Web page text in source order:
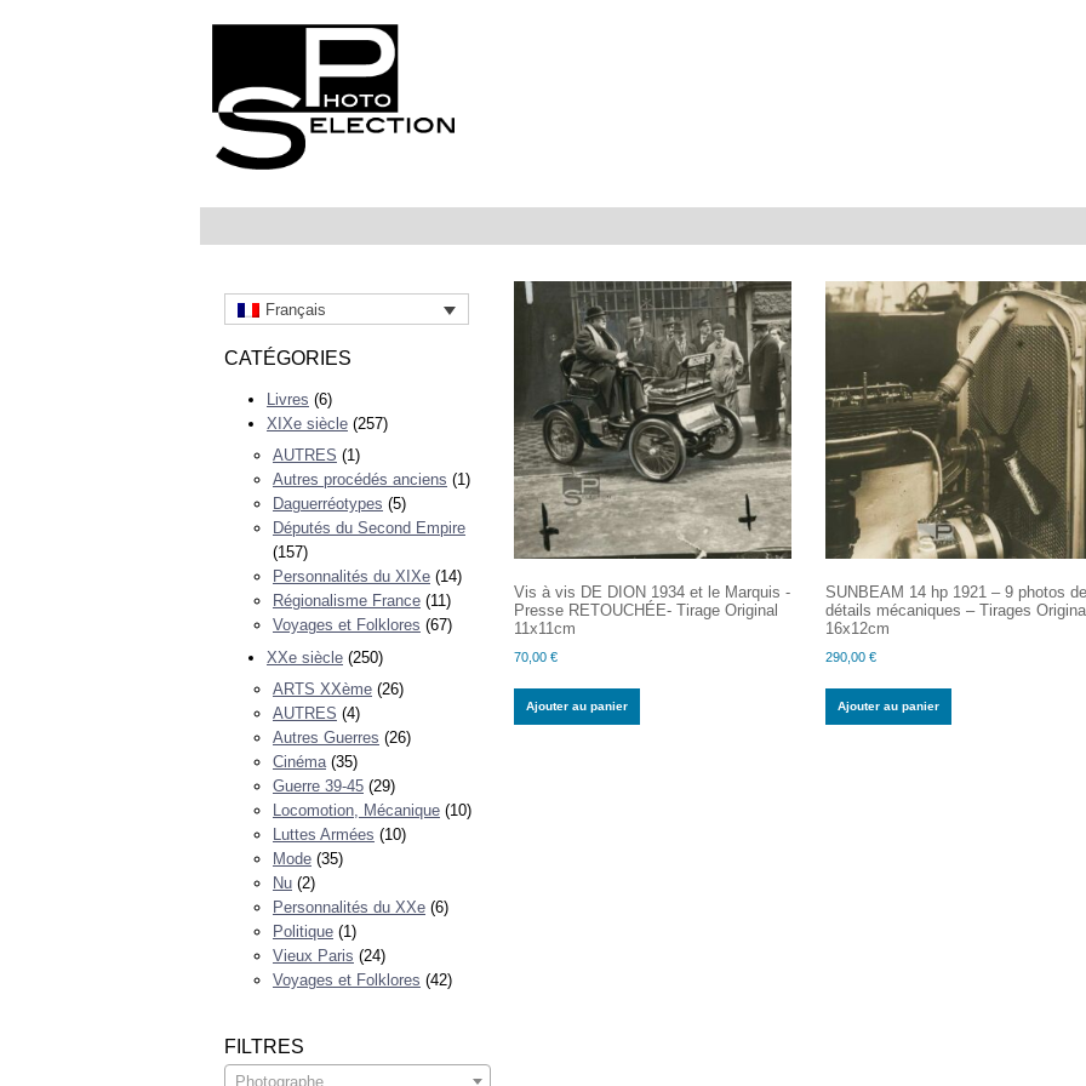
Français
CATÉGORIES
Livres (6)
XIXe siècle (257)
AUTRES (1)
Autres procédés anciens (1)
Daguerréotypes (5)
Députés du Second Empire
(157)
Personnalités du XIXe (14)
Régionalisme France (11)
Voyages et Folklores (67)
XXe siècle (250)
ARTS XXème (26)
AUTRES (4)
Autres Guerres (26)
Cinéma (35)
Guerre 39-45 (29)
Locomotion, Mécanique (10)
Luttes Armées (10)
Mode (35)
Nu (2)
Personnalités du XXe (6)
Politique (1)
Vieux Paris (24)
Voyages et Folklores (42)
FILTRES
Photographe
Vis à vis DE DION 1934 et le Marquis -
Presse RETOUCHÉE- Tirage Original
11x11cm
70,00 €
Ajouter au panier
SUNBEAM 14 hp 1921 – 9 photos de
détails mécaniques – Tirages
16x12cm
290,00€
Ajouter au panier